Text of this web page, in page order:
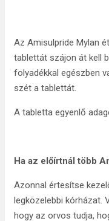
Az Amisulpride Mylan
tablettát szájon át kell
folyadékkal egészben
szét a tablettát.
A tabletta egyenlő
Ha az előírtnál több
Azonnal értesítse
legközelebbi kórházat.
hogy az orvos tudja,